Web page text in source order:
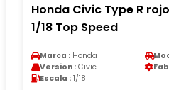
Honda Civic Type R
1/18 Top Speed
Marca : Honda
Version : Civic
Escala : 1/18